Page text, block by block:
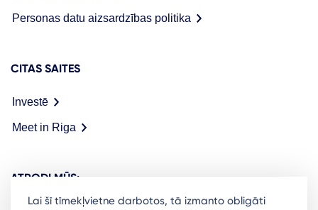
Personas datu aizsardzības politika
CITAS SAITES
Investē
Meet in Riga
ATRODI MŪS:
Lai šī tīmekļvietne darbotos, tā izmanto obligāti